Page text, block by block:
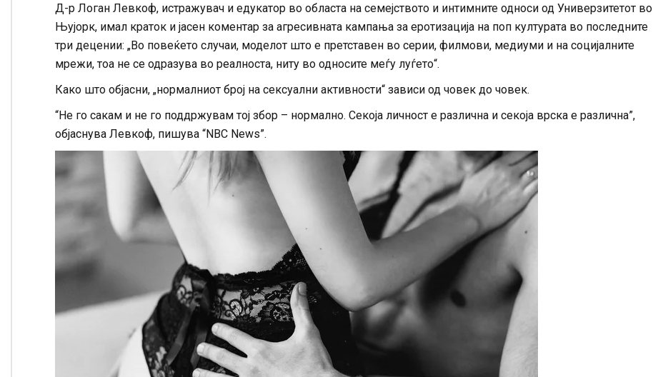
Д-р Логан Левкоф, истражувач и едукатор во областа на семејството и интимните односи од Универзитетот во
Њујорк, имал краток и јасен коментар за агресивната кампања за еротизација на поп културата во последните
три децении: „Во повеќето случаи, моделот што е претставен во серии, филмови, медиуми и на социјалните
мрежи, тоа не се одразува во реалноста, ниту во односите меѓу луѓето“.
Како што објасни, „нормалниот број на сексуални активности“ зависи од човек до човек.
“Не го сакам и не го поддржувам тој збор – нормално. Секоја личност е различна и секоја врска е различна”,
објаснува Левкоф, пишува “NBC News”.